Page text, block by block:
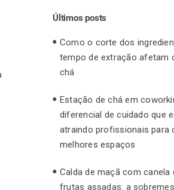
Últimos posts
Como o corte dos
tempo de extração afetam
chá
Estação de chá em
diferencial de cuidado que
atraindo profissionais para
melhores espaços
Calda de maçã com canela
frutas assadas: a